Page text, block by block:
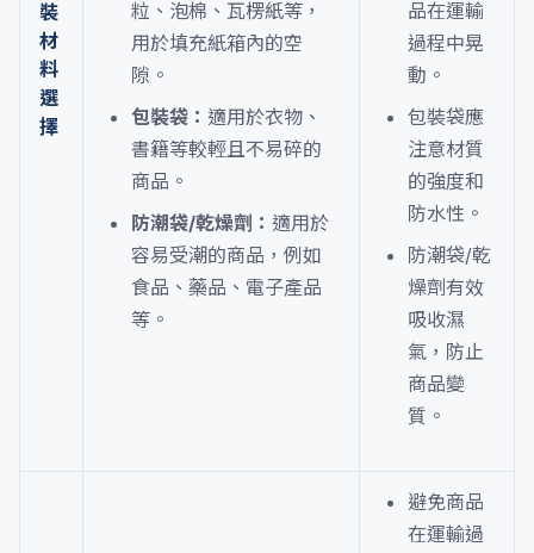
裝
材
料
選
擇
粒、泡棉、瓦楞紙等，
用於填充紙箱內的空
隙。
包裝袋： 適用於衣物、
書籍等較輕且不易碎的
商品。
防潮袋/乾燥劑： 適用於
容易受潮的商品，例如
食品、藥品、電子產品
等。
品在運輸
過程中晃
動。
包裝袋應
注意材質
的強度和
防水性。
防潮袋/乾
燥劑有效
吸收濕
氣，防止
商品變
質。
避免商品
在運輸過